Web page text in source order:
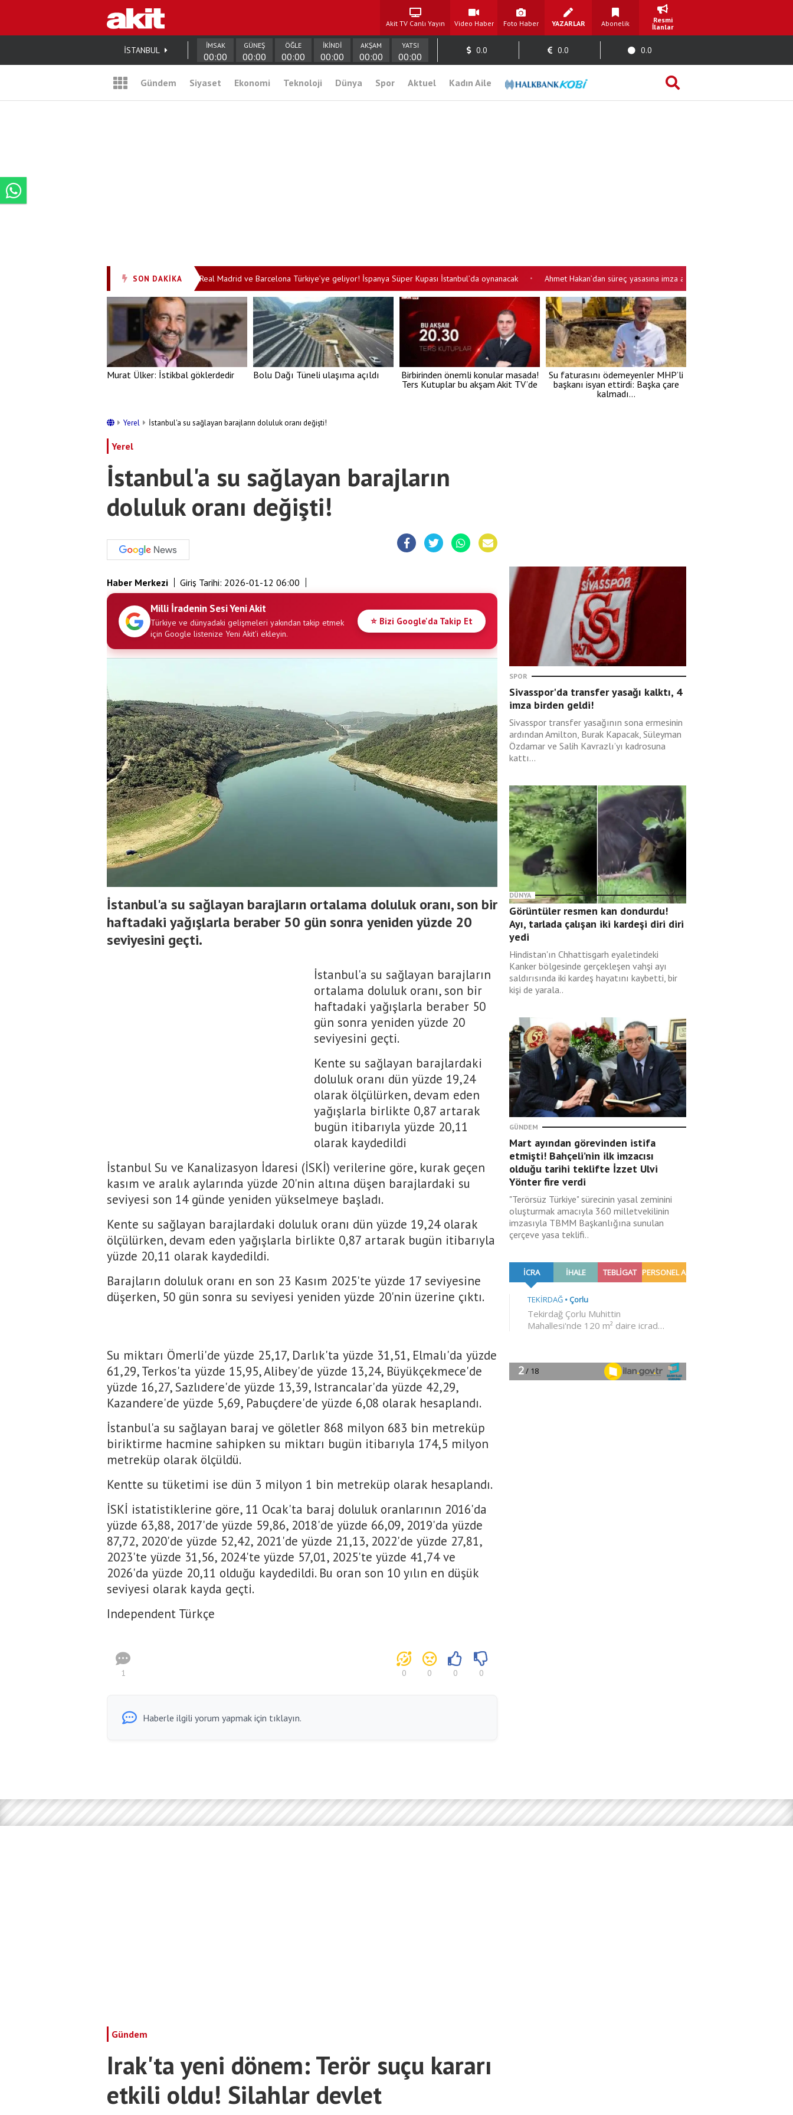
Akit TV Canlı Yayın Video Haber Foto Haber YAZARLAR Abonelik
Resmi
İlanlar
İSTANBUL İMSAK
00:00
GÜNEŞ
00:00
ÖĞLE
00:00
İKİNDİ
00:00
AKŞAM
00:00
YATSI
00:00
0.0 0.0 0.0
Gündem Siyaset Ekonomi Teknoloji Dünya Spor Aktuel Kadın Aile
SON DAKİKA
hamle: Mekke anlaşması imzalandı • Real Madrid ve Barcelona Türkiye’ye geliyor! İspanya Süper Kupası İstanbul’da oynanacak • Ahmet Hakan’dan süreç yasasına imza atmayan Özgür Özel’e: Erdoğan bu
Murat Ülker: İstikbal göklerdedir Bolu Dağı Tüneli ulaşıma açıldı
Birbirinden önemli konular masada!
Ters Kutuplar bu akşam Akit TV’de
Su faturasını ödemeyenler MHP’li
başkanı isyan ettirdi: Başka çare
kalmadı…
Yerel İstanbul'a su sağlayan barajların doluluk oranı değişti!
Yerel
İstanbul'a su sağlayan barajların
doluluk oranı değişti!
Haber Merkezi Giriş Tarihi: 2026-01-12 06:00
Milli İradenin Sesi Yeni Akit
Türkiye ve dünyadaki gelişmeleri yakından takip etmek
için Google listenize Yeni Akit'i ekleyin.
⭐ Bizi Google'da Takip Et
İstanbul'a su sağlayan barajların ortalama doluluk oranı, son bir
haftadaki yağışlarla beraber 50 gün sonra yeniden yüzde 20
seviyesini geçti.
İstanbul'a su sağlayan barajların
ortalama doluluk oranı, son bir
haftadaki yağışlarla beraber 50
gün sonra yeniden yüzde 20
seviyesini geçti.
Kente su sağlayan barajlardaki
doluluk oranı dün yüzde 19,24
olarak ölçülürken, devam eden
yağışlarla birlikte 0,87 artarak
bugün itibarıyla yüzde 20,11
olarak kaydedildi
İstanbul Su ve Kanalizasyon İdaresi (İSKİ) verilerine göre, kurak geçen
kasım ve aralık aylarında yüzde 20'nin altına düşen barajlardaki su
seviyesi son 14 günde yeniden yükselmeye başladı.
Kente su sağlayan barajlardaki doluluk oranı dün yüzde 19,24 olarak
ölçülürken, devam eden yağışlarla birlikte 0,87 artarak bugün itibarıyla
yüzde 20,11 olarak kaydedildi.
Barajların doluluk oranı en son 23 Kasım 2025'te yüzde 17 seviyesine
düşerken, 50 gün sonra su seviyesi yeniden yüzde 20'nin üzerine çıktı.
Su miktarı Ömerli'de yüzde 25,17, Darlık'ta yüzde 31,51, Elmalı'da yüzde
61,29, Terkos'ta yüzde 15,95, Alibey'de yüzde 13,24, Büyükçekmece'de
yüzde 16,27, Sazlıdere'de yüzde 13,39, Istrancalar'da yüzde 42,29,
Kazandere'de yüzde 5,69, Pabuçdere'de yüzde 6,08 olarak hesaplandı.
İstanbul'a su sağlayan baraj ve göletler 868 milyon 683 bin metreküp
biriktirme hacmine sahipken su miktarı bugün itibarıyla 174,5 milyon
metreküp olarak ölçüldü.
Kentte su tüketimi ise dün 3 milyon 1 bin metreküp olarak hesaplandı.
İSKİ istatistiklerine göre, 11 Ocak'ta baraj doluluk oranlarının 2016'da
yüzde 63,88, 2017'de yüzde 59,86, 2018'de yüzde 66,09, 2019'da yüzde
87,72, 2020'de yüzde 52,42, 2021'de yüzde 21,13, 2022'de yüzde 27,81,
2023'te yüzde 31,56, 2024'te yüzde 57,01, 2025'te yüzde 41,74 ve
2026'da yüzde 20,11 olduğu kaydedildi. Bu oran son 10 yılın en düşük
seviyesi olarak kayda geçti.
Independent Türkçe
1 0 0 0 0
Haberle ilgili yorum yapmak için tıklayın.
SPOR
Sivasspor'da transfer yasağı kalktı, 4
imza birden geldi!
Sivasspor transfer yasağının sona ermesinin
ardından Amilton, Burak Kapacak, Süleyman
Özdamar ve Salih Kavrazlı’yı kadrosuna
kattı...
DÜNYA
Görüntüler resmen kan dondurdu!
Ayı, tarlada çalışan iki kardeşi diri diri
yedi
Hindistan'ın Chhattisgarh eyaletindeki
Kanker bölgesinde gerçekleşen vahşi ayı
saldırısında iki kardeş hayatını kaybetti, bir
kişi de yarala..
GÜNDEM
Mart ayından görevinden istifa
etmişti! Bahçeli’nin ilk imzacısı
olduğu tarihi teklifte İzzet Ulvi
Yönter fire verdi
"Terörsüz Türkiye" sürecinin yasal zeminini
oluşturmak amacıyla 360 milletvekilinin
imzasıyla TBMM Başkanlığına sunulan
çerçeve yasa teklifi..
Gündem
Irak'ta yeni dönem: Terör suçu kararı
etkili oldu! Silahlar devlet